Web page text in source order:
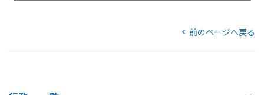
前のページへ戻る